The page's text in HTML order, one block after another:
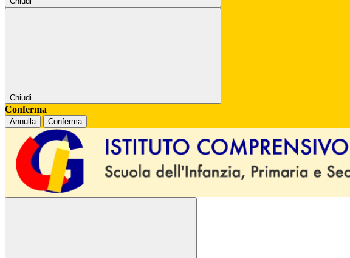
Chiudi
Conferma
Annulla Conferma